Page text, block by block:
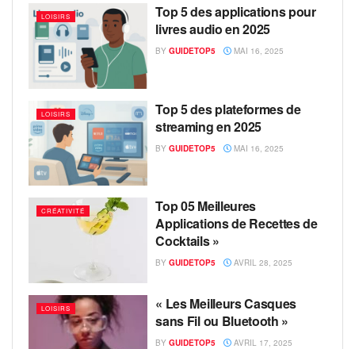
LOISIRS
Top 5 des applications pour
livres audio en 2025
BY GUIDETOP5 MAI 16, 2025
LOISIRS
Top 5 des plateformes de
streaming en 2025
BY GUIDETOP5 MAI 16, 2025
CRÉATIVITÉ
Top 05 Meilleures
Applications de Recettes de
Cocktails »
BY GUIDETOP5 AVRIL 28, 2025
LOISIRS
« Les Meilleurs Casques
sans Fil ou Bluetooth »
BY GUIDETOP5 AVRIL 17, 2025